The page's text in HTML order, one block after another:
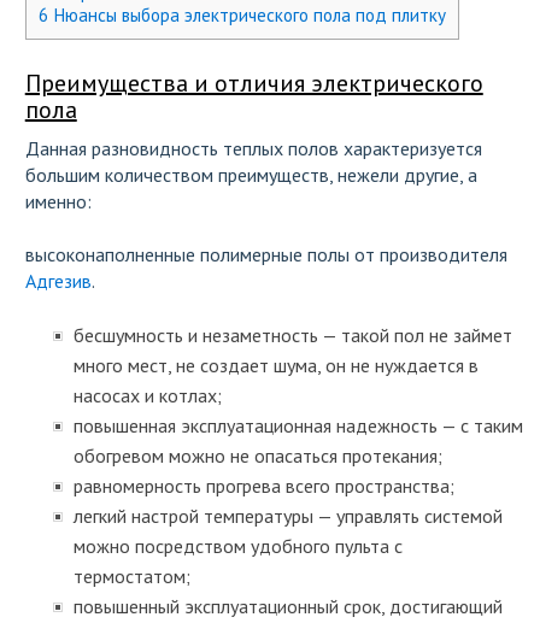
6 Нюансы выбора электрического пола под плитку
Преимущества и отличия электрического
пола
Данная разновидность теплых полов характеризуется
большим количеством преимуществ, нежели другие, а
именно:
высоконаполненные полимерные полы от производителя
Адгезив.
бесшумность и незаметность — такой пол не займет
много мест, не создает шума, он не нуждается в
насосах и котлах;
повышенная эксплуатационная надежность — с таким
обогревом можно не опасаться протекания;
равномерность прогрева всего пространства;
легкий настрой температуры — управлять системой
можно посредством удобного пульта с
термостатом;
повышенный эксплуатационный срок, достигающий